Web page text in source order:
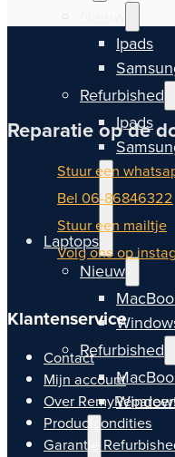
Ipads
Refurbished
Ipads
Laptops
Nieuw
Refurbished
Reparatie op de
Stuur een
Bel 06-86846322
Stuur een mailtje
Volg ons op
Klantenservice
Contact
Mijn account
Over
Productcondities
Garantie